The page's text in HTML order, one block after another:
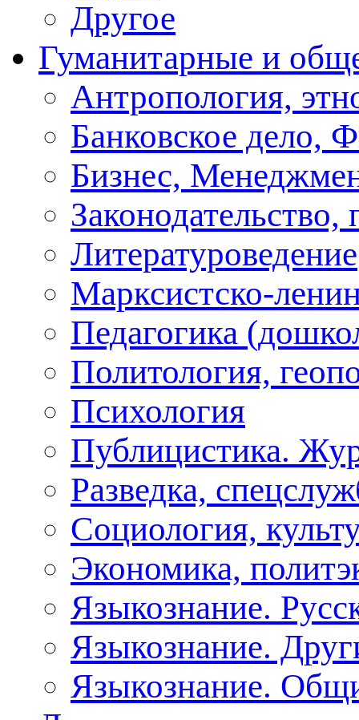
Другое
Гуманитарные и
Антропология,
Банковское дело,
Бизнес,
Законодательство,
Литературоведение
Марксистско-
Педагогика
Политология,
Психология
Публицистика.
Разведка,
Социология,
Экономика,
Языкознание.
Языкознание.
Языкознание.